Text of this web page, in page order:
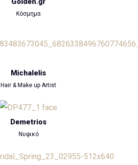
Κόσμημα
Michalelis
Hair & Make up Artist
Demetrios
Νυφικό